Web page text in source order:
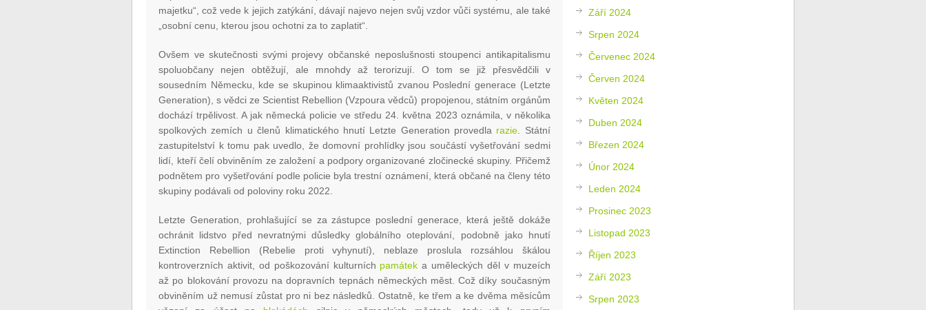
majetku“, což vede k jejich zatýkání, dávají najevo nejen svůj vzdor vůči systému, ale také
„osobní cenu, kterou jsou ochotni za to zaplatit“.
Ovšem ve skutečnosti svými projevy občanské neposlušnosti stoupenci antikapitalismu
spoluobčany nejen obtěžují, ale mnohdy až terorizují. O tom se již přesvědčili v
sousedním Německu, kde se skupinou klimaaktivistů zvanou Poslední generace (Letzte
Generation), s vědci ze Scientist Rebellion (Vzpoura vědců) propojenou, státním orgánům
dochází trpělivost. A jak německá policie ve středu 24. května 2023 oznámila, v několika
spolkových zemích u členů klimatického hnutí Letzte Generation provedla razie . Státní
zastupitelství k tomu pak uvedlo, že domovní prohlídky jsou součástí vyšetřování sedmi
lidí, kteří čelí obviněním ze založení a podpory organizované zločinecké skupiny. Přičemž
podnětem pro vyšetřování podle policie byla trestní oznámení, která občané na členy této
skupiny podávali od poloviny roku 2022.
Letzte Generation, prohlašující se za zástupce poslední generace, která ještě dokáže
ochránit lidstvo před nevratnými důsledky globálního oteplování, podobně jako hnutí
Extinction Rebellion (Rebelie proti vyhynutí), neblaze proslula rozsáhlou škálou
kontroverzních aktivit, od poškozování kulturních památek a uměleckých děl v muzeích
až po blokování provozu na dopravních tepnách německých měst. Což díky současným
obviněním už nemusí zůstat pro ni bez následků. Ostatně, ke třem a ke dvěma měsícům
Září 2024
Srpen 2024
Červenec 2024
Červen 2024
Květen 2024
Duben 2024
Březen 2024
Únor 2024
Leden 2024
Prosinec 2023
Listopad 2023
Říjen 2023
Září 2023
Srpen 2023